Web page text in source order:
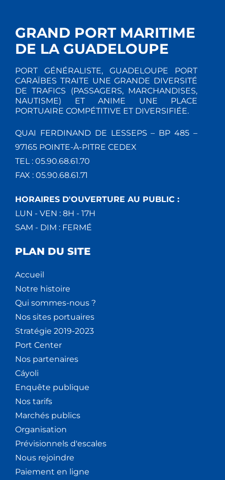
GRAND PORT MARITIME
DE LA GUADELOUPE
PORT GÉNÉRALISTE, GUADELOUPE PORT
CARAÏBES TRAITE UNE GRANDE DIVERSITÉ
DE TRAFICS (PASSAGERS, MARCHANDISES,
NAUTISME) ET ANIME UNE PLACE
PORTUAIRE COMPÉTITIVE ET DIVERSIFIÉE.
QUAI FERDINAND DE LESSEPS – BP 485 –
97165 POINTE-À-PITRE CEDEX
TEL : 05.90.68.61.70
FAX : 05.90.68.61.71
HORAIRES D'OUVERTURE AU PUBLIC :
LUN - VEN : 8H - 17H
SAM - DIM : FERMÉ
PLAN DU SITE
Accueil
Notre histoire
Qui sommes-nous ?
Nos sites portuaires
Stratégie 2019-2023
Port Center
Nos partenaires
Cáyoli
Enquête publique
Nos tarifs
Marchés publics
Organisation
Prévisionnels d'escales
Nous rejoindre
Paiement en ligne